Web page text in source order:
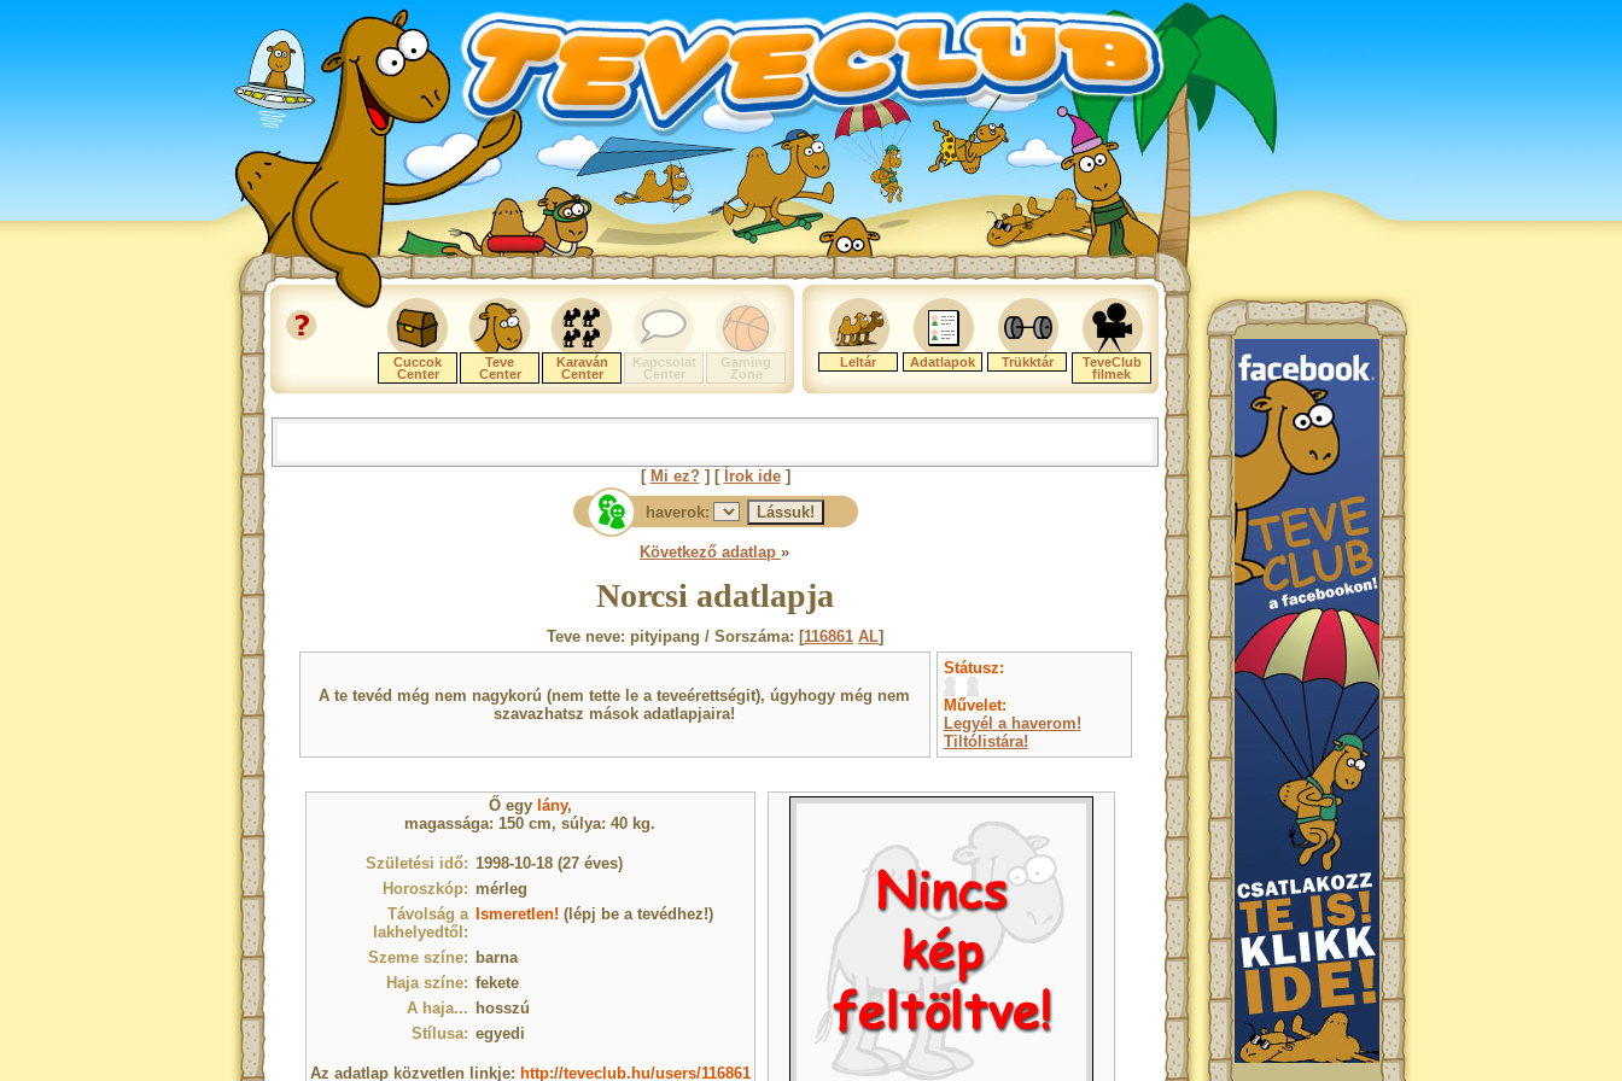
Cuccok
Center
Teve
Center
Karaván
Center
Kapcsolat
Center
Gaming
Zone
Leltár Adatlapok Trükktár
TeveClub
filmek
[ Mi ez?] [ Írok ide]
haverok:
Következő adatlap »
Norcsi adatlapja
Teve neve: pityipang / Sorszáma: [116861 AL]
A te tevéd még nem nagykorú (nem tette le a teveérettségit), úgyhogy még nem
szavazhatsz mások adatlapjaira!
Státusz:
Művelet:
Legyél a haverom!
Tiltólistára!
Ő egy lány,
magassága: 150 cm, súlya: 40 kg.
Születési idő: 1998-10-18 (27 éves)
Horoszkóp: mérleg
Távolság a
lakhelyedtől:
Ismeretlen! (lépj be a tevédhez!)
Szeme színe: barna
Haja színe: fekete
A haja... hosszú
Stílusa: egyedi
Az adatlap közvetlen linkje: http://teveclub.hu/users/116861